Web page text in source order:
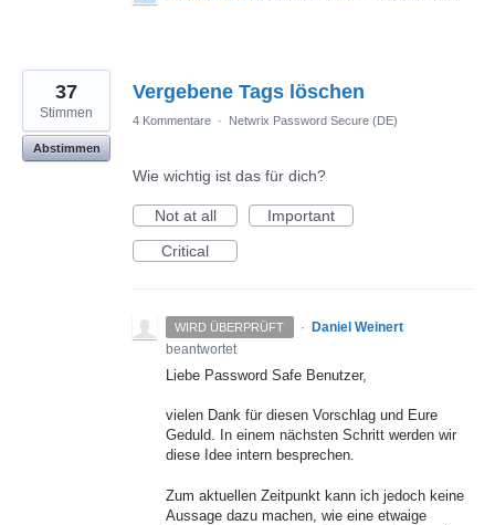
Vergebene Tags löschen
37
Stimmen
Abstimmen
4 Kommentare · Netwrix Password Secure (DE)
Wie wichtig ist das für dich?
Not at all
Important
Critical
WIRD ÜBERPRÜFT ·
Daniel Weinert
beantwortet
Liebe Password Safe Benutzer,
vielen Dank für diesen Vorschlag und Eure
Geduld. In einem nächsten Schritt werden wir
diese Idee intern besprechen.
Zum aktuellen Zeitpunkt kann ich jedoch keine
Aussage dazu machen, wie eine etwaige